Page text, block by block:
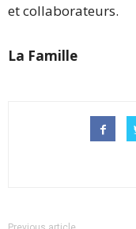
et collaborateurs.
La Famille